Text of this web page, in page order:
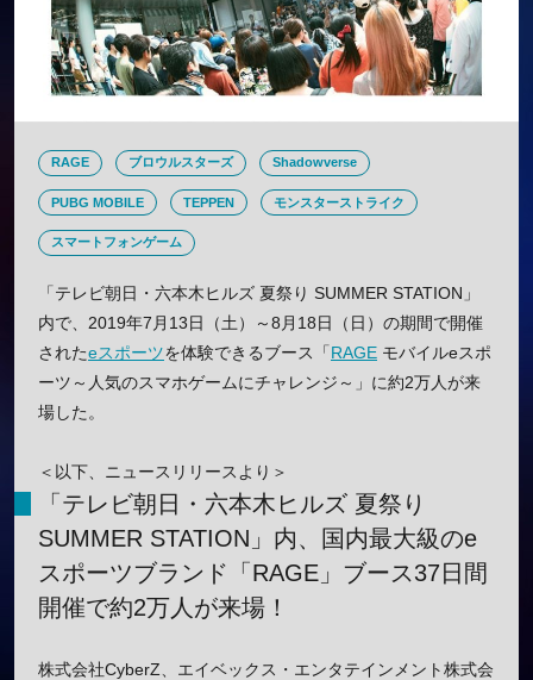
RAGE ブロウルスターズ Shadowverse
PUBG MOBILE TEPPEN モンスターストライク
スマートフォンゲーム
「テレビ朝日・六本木ヒルズ 夏祭り SUMMER STATION」
内で、2019年7月13日（土）～8月18日（日）の期間で開催
されたeスポーツを体験できるブース「RAGE モバイルeスポ
ーツ～人気のスマホゲームにチャレンジ～」に約2万人が来
場した。
＜以下、ニュースリリースより＞
「テレビ朝日・六本木ヒルズ 夏祭り
SUMMER STATION」内、国内最大級のe
スポーツブランド「RAGE」ブース37日間
開催で約2万人が来場！
株式会社CyberZ、エイベックス・エンタテインメント株式会